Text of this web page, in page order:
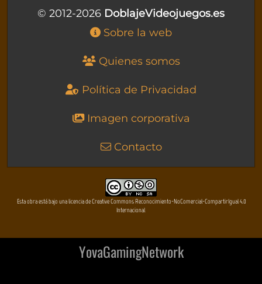
© 2012-2026 DoblajeVideojuegos.es
Sobre la web
Quienes somos
Política de Privacidad
Imagen corporativa
Contacto
Esta obra está bajo una licencia de Creative Commons Reconocimiento-NoComercial-CompartirIgual 4.0
Internacional
YovaGamingNetwork